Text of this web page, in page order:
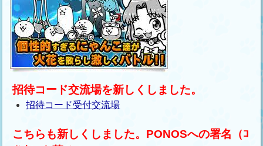
招待コード交流場を新しくしました。
招待コード受付交流場
こちらも新しくしました。PONOSへの署名（ｺ